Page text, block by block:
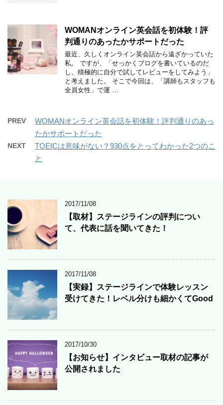
WOMANオンライン英会話を初体験！評
判通りのあったかサポートだった
最近、久しくオンライン英会話から遠ざかっていた
私。 ですが、「せっかくブログを書いているのだ
し、積極的に自分で試してレビューをしてみよう」
と考えました。 そこで今回は、「講師もスタッフも
全員女性」で運 …
PREV
WOMANオンライン英会話を初体験！評判通りのあっ
たかサポートだった
NEXT
TOEICは意味がない？930点をとってわかった2つのこ
と
2017/11/08
【取材】ステージラインの評判につい
て、代表に話を聞いてきた！
2017/11/08
【実録】ステージラインで体験レッスン
受けてきた！レベル分けも細かくてGood
2017/10/30
【お知らせ】インタビュー取材の記事が
公開されました